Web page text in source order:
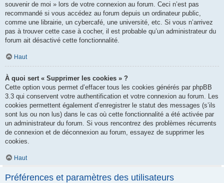
souvenir de moi » lors de votre connexion au forum. Ceci n’est pas
recommandé si vous accédez au forum depuis un ordinateur public,
comme une librairie, un cybercafé, une université, etc. Si vous n’arrivez
pas à trouver cette case à cocher, il est probable qu’un administrateur du
forum ait désactivé cette fonctionnalité.
Haut
À quoi sert « Supprimer les cookies » ?
Cette option vous permet d’effacer tous les cookies générés par phpBB
3.3 qui conservent votre authentification et votre connexion au forum. Les
cookies permettent également d’enregistrer le statut des messages (s’ils
sont lus ou non lus) dans le cas où cette fonctionnalité a été activée par
un administrateur du forum. Si vous rencontrez des problèmes récurrents
de connexion et de déconnexion au forum, essayez de supprimer les
cookies.
Haut
Préférences et paramètres des utilisateurs